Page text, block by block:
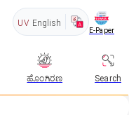
UV English
E-Paper
ಹೊಂಗಿರಣ Search